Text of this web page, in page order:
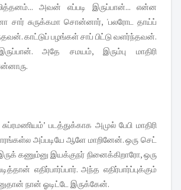
அவன் எப்படி இருப்பான்... என்ன
சார் சுருக்கமா சொன்னார், 'பலரோட தாய்ப்
காட்டுப் பழங்கள் சாப் பிட்டு வளர்ந்தவன்.
அதே சமயம், இரும்பு மாதிரி
படத்துக்காக அமுல் பேபி மாதிரி
அப்படியே ஆளே மாறினேன். ஒரு செட்
இருக் கணும்னு இயக்குநர் நினைக்கிறாரோ, ஒரு
எதிர்பார்ப்பார். அந்த எதிர்பார்ப்புக்கும்
நான் ஓடிட்டே இருக்கேன்.